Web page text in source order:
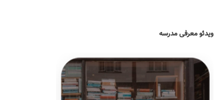
ویدئو معرفی مدرسه